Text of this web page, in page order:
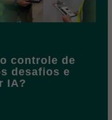
controle de
desafios e
IA?